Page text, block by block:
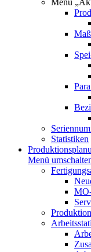
Menü
Statistiken
Menü